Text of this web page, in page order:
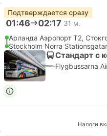
Подтверждается сразу
01:46 02:17 31 м.
Арланда Аэропорт T2,
Stockholm Norra
Стандарт с
Flygbussarna
Налоги